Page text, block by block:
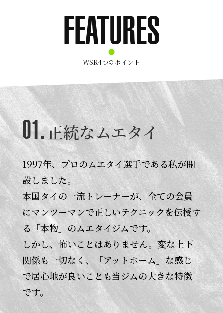
FEATURES
WSR4つのポイント
01.正統なムエタイ
1997年、プロのムエタイ選手である私が開
設しました。
本国タイの一流トレーナーが、全ての会員
にマンツーマンで正しいテクニックを伝授す
る「本物」のムエタイジムです。
しかし、怖いことはありません。変な上下
関係も一切なく、「アットホーム」な感じ
で居心地が良いことも当ジムの大きな特徴
です。